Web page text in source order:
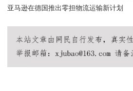
亚马逊在德国推出零担物流运输新计划